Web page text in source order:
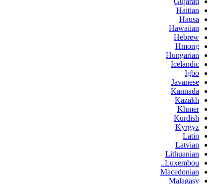
Haitian
Hausa
Hawaiian
Hebrew
Hmong
Hungarian
Icelandic
Igbo
Javanese
Kannada
Kazakh
Khmer
Kurdish
Kyrgyz
Latin
Latvian
Lithuanian
Luxembou..
Macedonian
Malagasy